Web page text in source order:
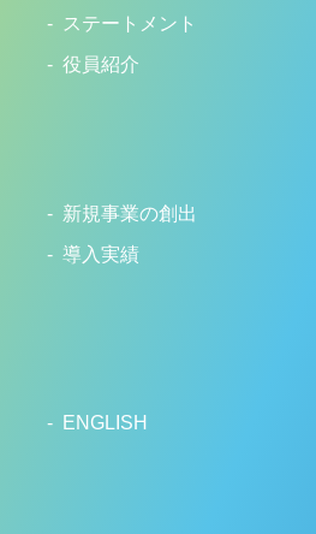
ステートメント
役員紹介
新規事業の創出
導入実績
ENGLISH